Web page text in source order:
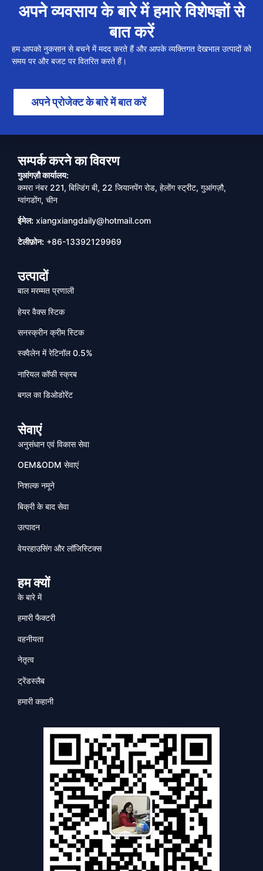
अपने व्यवसाय के बारे में हमारे विशेषज्ञों से
बात करें
हम आपको नुकसान से बचने में मदद करते हैं और आपके व्यक्तिगत देखभाल उत्पादों को
समय पर और बजट पर वितरित करते हैं।
अपने प्रोजेक्ट के बारे में बात करें
सम्पर्क करने का विवरण
गुआंगज़ौ कार्यालय:
कमरा नंबर 221, बिल्डिंग बी, 22 जियानपेंग रोड, हेलोंग स्ट्रीट, गुआंगज़ौ,
ग्वांगडोंग, चीन
ईमेल: xiangxiangdaily@hotmail.com
टेलीफ़ोन: +86-13392129969
उत्पादों
बाल मरम्मत प्रणाली
हेयर वैक्स स्टिक
सनस्क्रीन क्रीम स्टिक
स्क्वैलेन में रेटिनॉल 0.5%
नारियल कॉफी स्क्रब
बगल का डिओडोरेंट
सेवाएं
अनुसंधान एवं विकास सेवा
OEM&ODM सेवाएं
निशल्क नमूने
बिक्री के बाद सेवा
उत्पादन
वेयरहाउसिंग और लॉजिस्टिक्स
हम क्यों
के बारे में
हमारी फैक्टरी
वहनीयता
नेतृत्व
ट्रेंडस्लैब
हमारी कहानी